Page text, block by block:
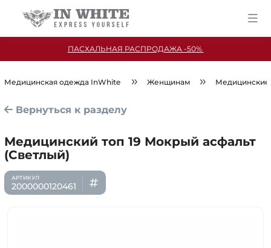
ПАСХАЛЬНАЯ РАСПРОДАЖА -50%
Медицинская одежда InWhite Женщинам Медицинские
Вернуться к разделу
Медицинский топ 19 Мокрый асфальт
(Светлый)
2000000120461